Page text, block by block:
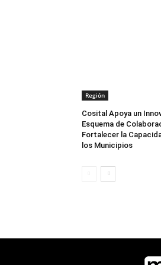
Región
Cosital Apoya un
Esquema de
Fortalecer la
los Municipios